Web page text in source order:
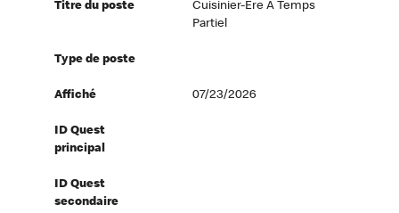
Titre du poste
Cuisinier-Ère À Temps
Partiel
Type de poste
Affiché 07/23/2026
ID Quest
principal
ID Quest
secondaire